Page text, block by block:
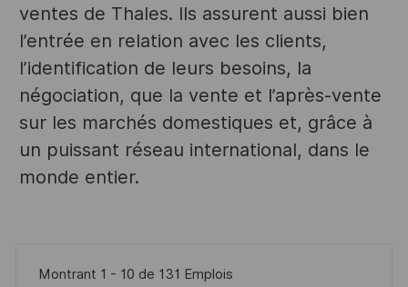
ventes de Thales. Ils assurent aussi bien
l’entrée en relation avec les clients,
l’identification de leurs besoins, la
négociation, que la vente et l’après-vente
sur les marchés domestiques et, grâce à
un puissant réseau international, dans le
monde entier.
Montrant 1 - 10 de 131 Emplois